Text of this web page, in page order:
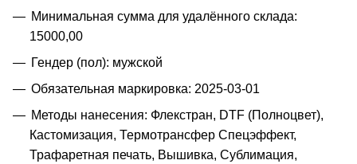
Минимальная сумма для удалённого склада:
15000,00
Гендер (пол): мужской
Обязательная маркировка: 2025-03-01
Методы нанесения: Флекстран, DTF (Полноцвет),
Кастомизация, Термотрансфер Спецэффект,
Трафаретная печать, Вышивка, Сублимация,